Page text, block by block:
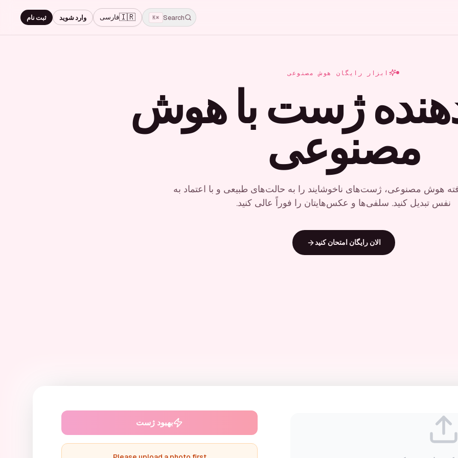
Search
⌘K
🇮🇷فارسی وارد شوید ثبت نام
ابزار رایگان هوش مصنوعی
دهنده ژست با هوش
مصنوعی
هوش مصنوعی، ژست‌های ناخوشایند را به حالت‌های طبیعی و با اعتماد به
نفس تبدیل کنید. سلفی‌ها و عکس‌هایتان را فوراً عالی کنید.
الان رایگان امتحان کنید
بهبود ژست